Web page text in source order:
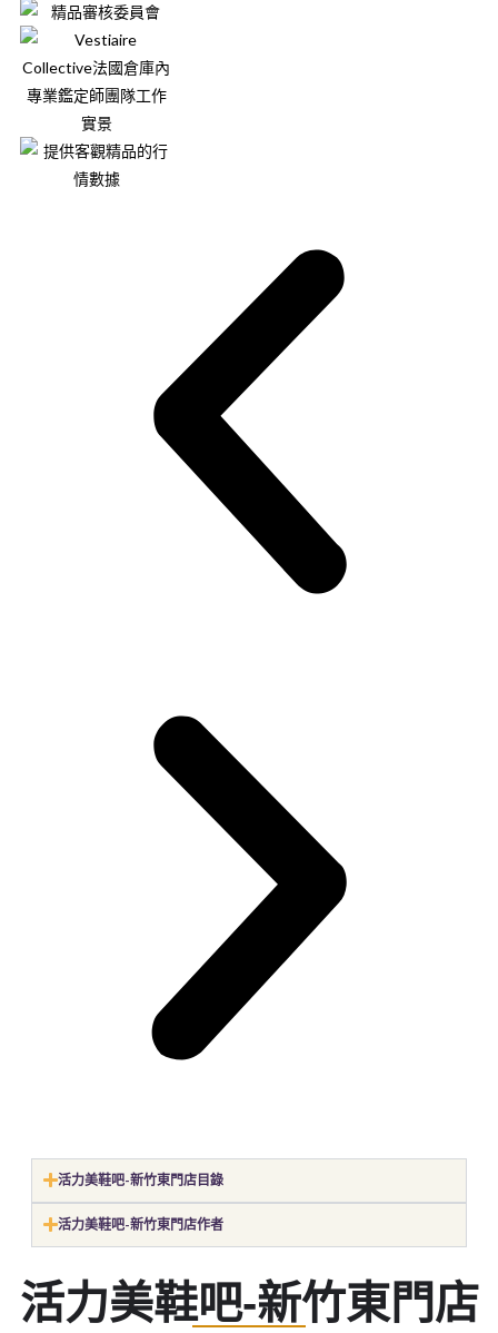
活力美鞋吧-新竹東門店目錄
活力美鞋吧-新竹東門店作者
活力美鞋吧-新竹東門店